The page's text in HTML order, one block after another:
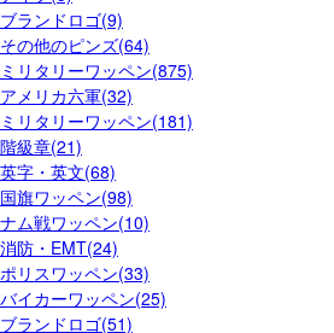
ブランドロゴ(9)
その他のピンズ(64)
ミリタリーワッペン(875)
アメリカ六軍(32)
ミリタリーワッペン(181)
階級章(21)
英字・英文(68)
国旗ワッペン(98)
ナム戦ワッペン(10)
消防・EMT(24)
ポリスワッペン(33)
バイカーワッペン(25)
ブランドロゴ(51)